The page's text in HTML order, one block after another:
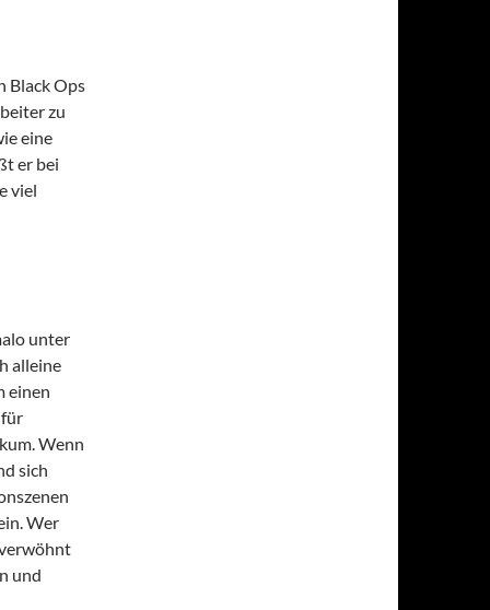
Black Ops
zu
eine
er bei
viel
unter
alleine
einen
Wenn
sich
Wer
und